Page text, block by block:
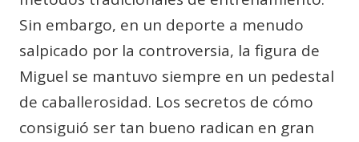
Sin embargo, en un deporte a menudo
salpicado por la controversia, la figura de
Miguel se mantuvo siempre en un pedestal
de caballerosidad. Los secretos de cómo
consiguió ser tan bueno radican en gran